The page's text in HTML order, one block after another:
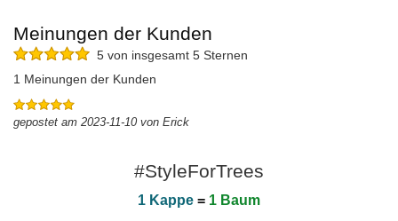
Meinungen der Kunden
5 von insgesamt 5 Sternen
1 Meinungen der Kunden
gepostet am 2023-11-10 von Erick
#StyleForTrees
1 Kappe = 1 Baum